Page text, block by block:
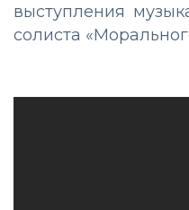
выступления
солиста